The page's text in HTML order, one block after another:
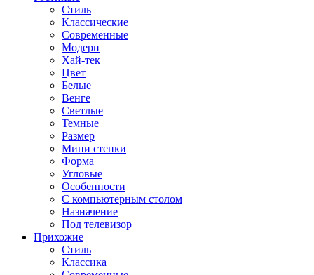
Стиль
Классические
Современные
Модерн
Хай-тек
Цвет
Белые
Венге
Светлые
Темные
Размер
Мини стенки
Форма
Угловые
Особенности
С компьютерным столом
Назначение
Под телевизор
Прихожие
Стиль
Классика